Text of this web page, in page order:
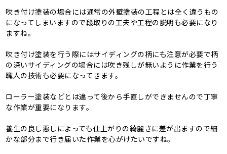
吹き付け塗装の場合には通常の外壁塗装の工程とは全く違うもの
になってしまいますので段取りの工夫や工程の説明も必要になり
ますね。
吹き付け塗装を行う際にはサイディングの柄にも注意が必要で柄
の深いサイディングの場合には吹き残しが無いように作業を行う
職人の技術も必要になってきます。
ローラー塗装などとは違って後から手直しができませんので丁寧
な作業が重要になります。
養生の良し悪しによっても仕上がりの綺麗さに差が出ますので細
かな部分まで行き届いた作業を心がけたいですね。